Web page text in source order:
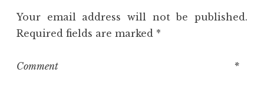
Your email address will not be published.
Required fields are marked *
Comment *